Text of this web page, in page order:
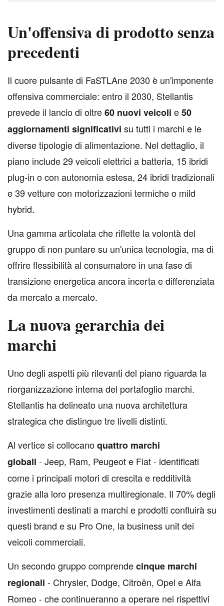
Un'offensiva di prodotto senza
precedenti
Il cuore pulsante di FaSTLAne 2030 è un'imponente
offensiva commerciale: entro il 2030, Stellantis
prevede il lancio di oltre60 nuovi veicoli e50
aggiornamenti significativi su tutti i marchi e le
diverse tipologie di alimentazione. Nel dettaglio, il
piano include 29 veicoli elettrici a batteria, 15 ibridi
plug-in o con autonomia estesa, 24 ibridi tradizionali
e 39 vetture con motorizzazioni termiche o mild
hybrid.
Una gamma articolata che riflette la volontà del
gruppo di non puntare su un'unica tecnologia, ma di
offrire flessibilità al consumatore in una fase di
transizione energetica ancora incerta e differenziata
da mercato a mercato.
La nuova gerarchia dei
marchi
Uno degli aspetti più rilevanti del piano riguarda la
riorganizzazione interna del portafoglio marchi.
Stellantis ha delineato una nuova architettura
strategica che distingue tre livelli distinti.
Al vertice si collocanoquattro marchi
globali - Jeep, Ram, Peugeot e Fiat - identificati
come i principali motori di crescita e redditività
grazie alla loro presenza multiregionale. Il 70% degli
investimenti destinati a marchi e prodotti confluirà su
questi brand e su Pro One, la business unit dei
veicoli commerciali.
Un secondo gruppo comprendecinque marchi
regionali - Chrysler, Dodge, Citroën, Opel e Alfa
Romeo - che continueranno a operare nei rispettivi